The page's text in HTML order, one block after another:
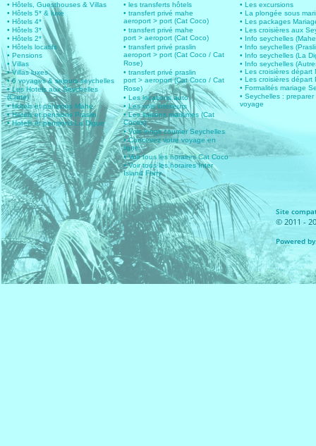
• Hôtels, Guesthouses & Villas
• Hôtels 5* & luxe
• Hôtels 4*
• Hôtels 3*
• Hôtels 2*
• Hôtels locatifs
• Pensions
• Villas
• Villas luxes
• 6 voyages & sejours seychelles
• Les Hotels aux Seychelles
(Carte)
• Hotels et pensions Mahe
• Hotels et pensions Praslin
• Hotels et pensions La Digue
• les transferts hôtels
• transfert privé mahe
aeroport > port (Cat Coco)
• transfert privé mahe
port > aeroport (Cat Coco)
• transfert privé praslin
aeroport > port (Cat Coco / Cat
Rose)
• transfert privé praslin
port > aeroport (Cat Coco / Cat
Rose)
• Les locations auto
• Les vols intérieurs
• Les liaisons maritimes (Cat
Cocos)
• Vols longs courrier Seychelles
• Concevez votre voyage en
ligne
• Voir tous les horaires Cat Coco
• Voir tous les horaires Inter
Island Ferry
• Les excursions
• La plongée sous
• Les packages
• Les croisières aux
• Info seychelles
• Info seychelles
• Info seychelles (La
• Info seychelles
• Les croisières départ
• Les croisières départ
• Formalités mariage
• Seychelles : preparer
voyage
Site
© 2011 -
Powered by